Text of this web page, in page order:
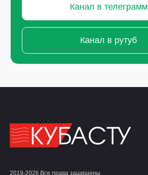
Канал в телеграмм
Канал в рутуб
2019-2026 Все права защищены